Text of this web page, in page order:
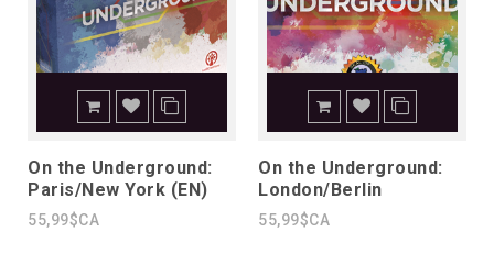
On the Underground:
Paris/New York (EN)
55,99$CA
On the Underground:
London/Berlin
55,99$CA